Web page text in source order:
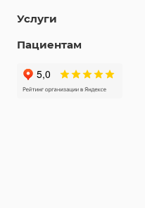
Услуги
Пациентам